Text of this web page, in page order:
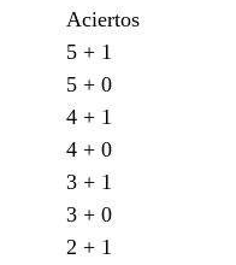
Aciertos
5 + 1
5 + 0
4 + 1
4 + 0
3 + 1
3 + 0
2 + 1